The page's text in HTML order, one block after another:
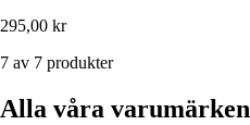
295,00 kr
7 av 7 produkter
Alla våra varumärken